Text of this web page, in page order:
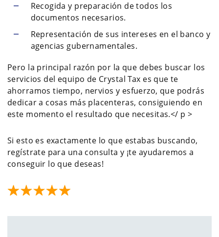
Recogida y preparación de todos los
documentos necesarios.
Representación de sus intereses en el banco y
agencias gubernamentales.
Pero la principal razón por la que debes buscar los
servicios del equipo de Crystal Tax es que te
ahorramos tiempo, nervios y esfuerzo, que podrás
dedicar a cosas más placenteras, consiguiendo en
este momento el resultado que necesitas.</ p >
Si esto es exactamente lo que estabas buscando,
regístrate para una consulta y ¡te ayudaremos a
conseguir lo que deseas!